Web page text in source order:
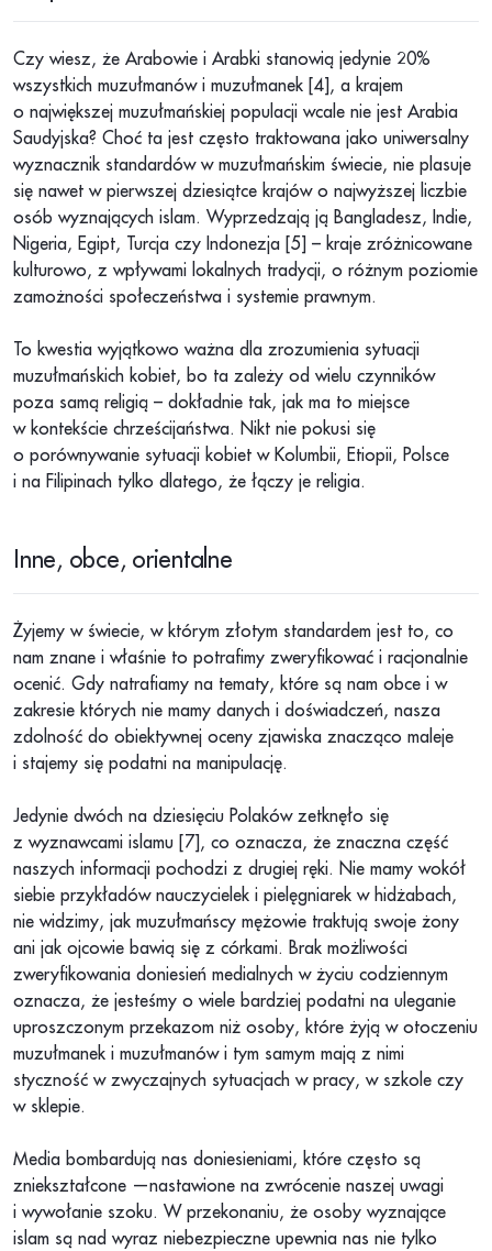
Czy wiesz, że Arabowie i Arabki stanowią jedynie 20%
wszystkich muzułmanów i muzułmanek [4], a krajem
o największej muzułmańskiej populacji wcale nie jest Arabia
Saudyjska? Choć ta jest często traktowana jako uniwersalny
wyznacznik standardów w muzułmańskim świecie, nie plasuje
się nawet w pierwszej dziesiątce krajów o najwyższej liczbie
osób wyznających islam. Wyprzedzają ją Bangladesz, Indie,
Nigeria, Egipt, Turcja czy Indonezja [5] – kraje zróżnicowane
kulturowo, z wpływami lokalnych tradycji, o różnym poziomie
zamożności społeczeństwa i systemie prawnym.
To kwestia wyjątkowo ważna dla zrozumienia sytuacji
muzułmańskich kobiet, bo ta zależy od wielu czynników
poza samą religią – dokładnie tak, jak ma to miejsce
w kontekście chrześcijaństwa. Nikt nie pokusi się
o porównywanie sytuacji kobiet w Kolumbii, Etiopii, Polsce
i na Filipinach tylko dlatego, że łączy je religia.
Inne, obce, orientalne
Żyjemy w świecie, w którym złotym standardem jest to, co
nam znane i właśnie to potrafimy zweryfikować i racjonalnie
ocenić. Gdy natrafiamy na tematy, które są nam obce i w
zakresie których nie mamy danych i doświadczeń, nasza
zdolność do obiektywnej oceny zjawiska znacząco maleje
i stajemy się podatni na manipulację.
Jedynie dwóch na dziesięciu Polaków zetknęło się
z wyznawcami islamu [7], co oznacza, że znaczna część
naszych informacji pochodzi z drugiej ręki. Nie mamy wokół
siebie przykładów nauczycielek i pielęgniarek w hidżabach,
nie widzimy, jak muzułmańscy mężowie traktują swoje żony
ani jak ojcowie bawią się z córkami. Brak możliwości
zweryfikowania doniesień medialnych w życiu codziennym
oznacza, że jesteśmy o wiele bardziej podatni na uleganie
uproszczonym przekazom niż osoby, które żyją w otoczeniu
muzułmanek i muzułmanów i tym samym mają z nimi
styczność w zwyczajnych sytuacjach w pracy, w szkole czy
w sklepie.
Media bombardują nas doniesieniami, które często są
zniekształcone —nastawione na zwrócenie naszej uwagi
i wywołanie szoku. W przekonaniu, że osoby wyznające
islam są nad wyraz niebezpieczne upewnia nas nie tylko